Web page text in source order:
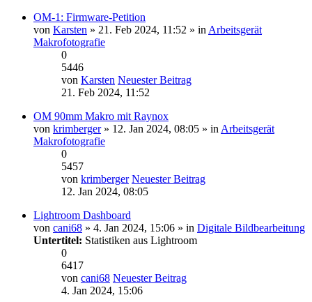
OM-1: Firmware-Petition
von Karsten » 21. Feb 2024, 11:52 » in Arbeitsgerät
Makrofotografie
0
5446
von Karsten Neuester Beitrag
21. Feb 2024, 11:52
OM 90mm Makro mit Raynox
von krimberger» 12. Jan 2024, 08:05 » in Arbeitsgerät
Makrofotografie
0
5457
von krimberger Neuester Beitrag
12. Jan 2024, 08:05
Lightroom Dashboard
von cani68 » 4. Jan 2024, 15:06 » in Digitale Bildbearbeitung
Untertitel: Statistiken aus Lightroom
0
6417
von cani68 Neuester Beitrag
4. Jan 2024, 15:06